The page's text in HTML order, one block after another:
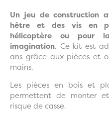
Un jeu de construction
hêtre et des vis en
hélicoptère ou pour
imagination. Ce kit est
ans grâce aux pièces et
mains.
Les pièces en bois et
permettent de monter
risque de casse.